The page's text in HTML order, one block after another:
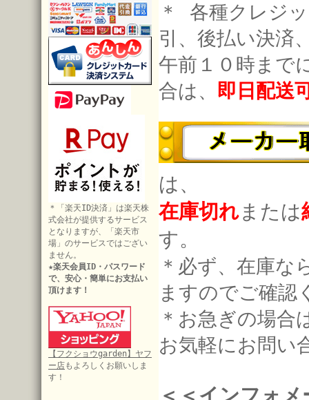
＊「楽天ID決済」は楽天株
式会社が提供するサービス
となりますが、「楽天市
場」のサービスではござい
ません。
★楽天会員ID・パスワード
で、安心・簡単にお支払い
頂けます！
【フクショウgarden】ヤフ
ー店もよろしくお願いしま
す！
＊ 各種クレジ
引、後払い決済
午前１０時まで
合は、 即日配送
は、
在庫切れまたは
す。
＊必ず、在庫な
ますのでご確認
＊お急ぎの場合
お気軽にお問い
＜＜インフォ